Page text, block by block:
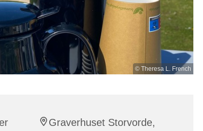
© Theresa L. French
Graverhuset Storvorde,